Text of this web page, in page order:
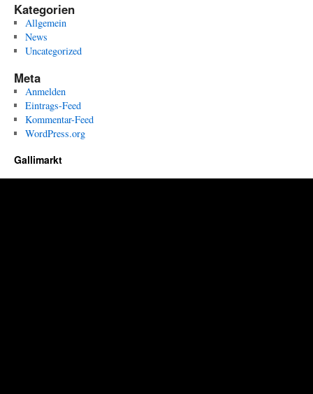
Kategorien
Allgemein
News
Uncategorized
Meta
Anmelden
Eintrags-Feed
Kommentar-Feed
WordPress.org
Gallimarkt